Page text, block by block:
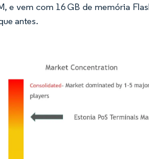
e vem com 16 GB de memória
antes.